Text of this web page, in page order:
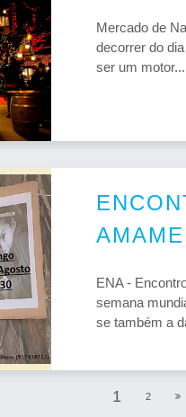
Mercado de
decorrer do
ser um motor...
ENA -
semana
se também a
1 2